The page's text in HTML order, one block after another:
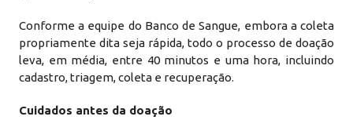
Conforme a equipe do Banco de Sangue, embora a coleta
propriamente dita seja rápida, todo o processo de doação
leva, em média, entre 40 minutos e uma hora, incluindo
cadastro, triagem, coleta e recuperação.
Cuidados antes da doação